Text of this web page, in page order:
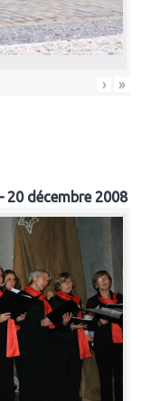
› »
20 décembre 2008